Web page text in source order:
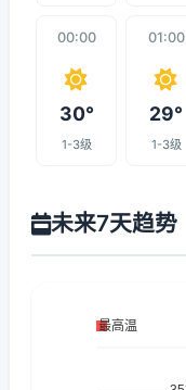
00:00
30°
1-3级
01:00
29°
1-3级
未来7天趋势